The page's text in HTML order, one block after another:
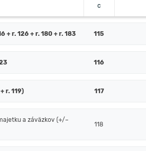
c
+ r. 126 + r. 180 + r. 183 115
116
r. 119) 117
a záväzkov (+/–
118